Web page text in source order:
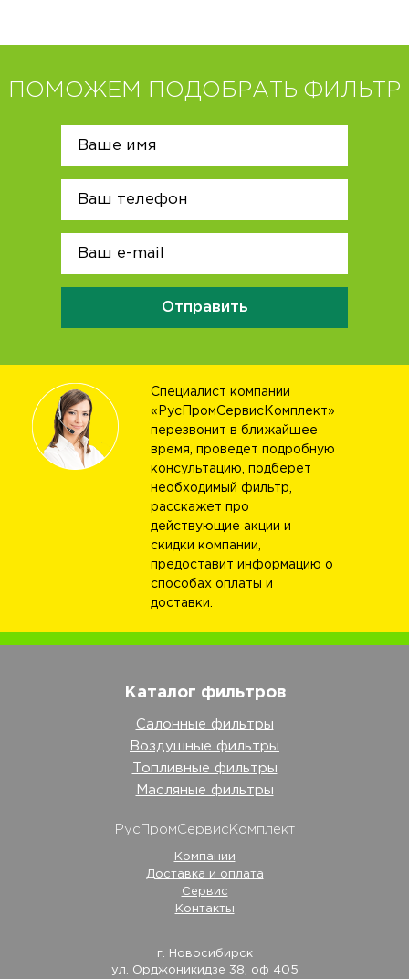
ПОМОЖЕМ ПОДОБРАТЬ ФИЛЬТР
Отправить
Специалист компании
«РусПромСервисКомплект»
перезвонит в ближайшее
время, проведет подробную
консультацию, подберет
необходимый фильтр,
расскажет про
действующие акции и
скидки компании,
предоставит информацию о
способах оплаты и
доставки.
Каталог фильтров
Салонные фильтры
Воздушные фильтры
Топливные фильтры
Масляные фильтры
РусПромСервисКомплект
Компании
Доставка и оплата
Сервис
Контакты
г. Новосибирск
ул. Орджоникидзе 38, оф 405